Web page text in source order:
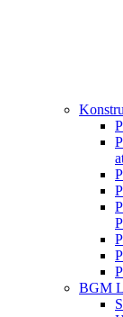
BGM